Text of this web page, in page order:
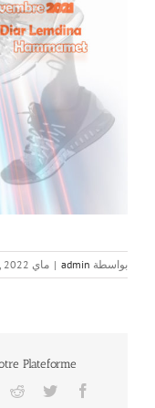
بواسطة admin
| ماي 22nd, 2022
Plateforme!
Facebook
Twitter